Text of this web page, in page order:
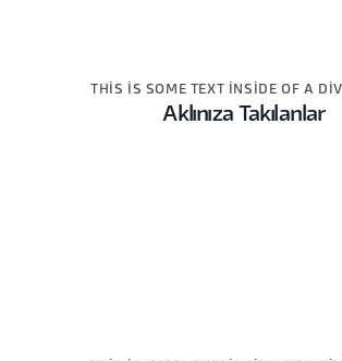
THIS IS SOME TEXT INSIDE OF A
Aklınıza Takılanlar